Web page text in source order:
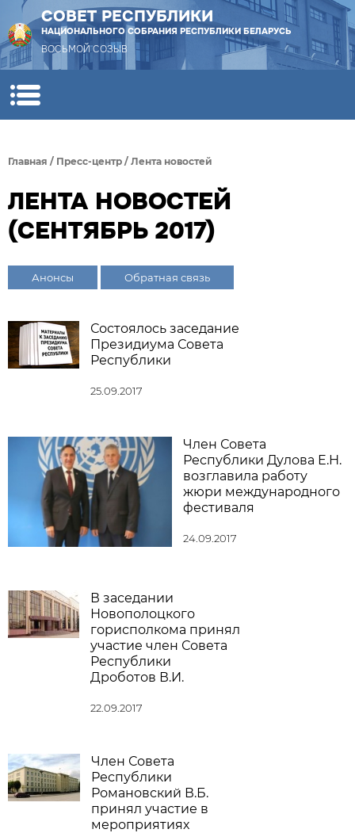
СОВЕТ РЕСПУБЛИКИ
НАЦИОНАЛЬНОГО СОБРАНИЯ РЕСПУБЛИКИ БЕЛАРУСЬ
ВОСЬМОЙ СОЗЫВ
Главная / Пресс-центр / Лента новостей
ЛЕНТА НОВОСТЕЙ
(СЕНТЯБРЬ 2017)
Анонсы Обратная связь
Состоялось заседание
Президиума Совета
Республики
25.09.2017
Член Совета
Республики Дулова Е.Н.
возглавила работу
жюри международного
фестиваля
24.09.2017
В заседании
Новополоцкого
горисполкома принял
участие член Совета
Республики
Дроботов В.И.
22.09.2017
Член Совета
Республики
Романовский В.Б.
принял участие в
мероприятиях